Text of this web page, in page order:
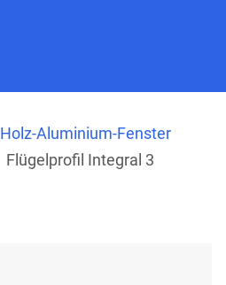
Holz-Aluminium-Fenster
Flügelprofil Integral 3